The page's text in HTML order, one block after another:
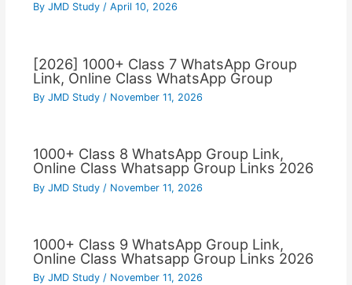
By JMD Study / April 10, 2026
[2026] 1000+ Class 7 WhatsApp Group
Link, Online Class WhatsApp Group
By JMD Study / November 11, 2026
1000+ Class 8 WhatsApp Group Link,
Online Class Whatsapp Group Links 2026
By JMD Study / November 11, 2026
1000+ Class 9 WhatsApp Group Link,
Online Class Whatsapp Group Links 2026
By JMD Study / November 11, 2026